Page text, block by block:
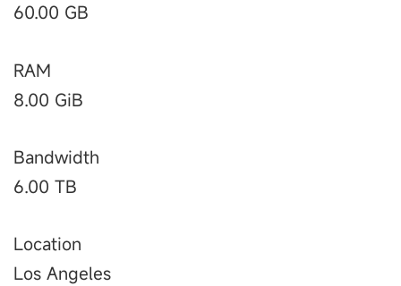
60.00 GB
RAM
8.00 GiB
Bandwidth
6.00 TB
Location
Los Angeles